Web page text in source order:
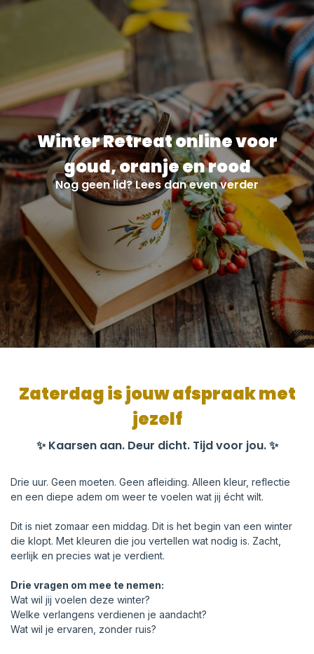
Winter Retreat online voor
goud, oranje en rood
Nog geen lid? Lees dan even verder
Zaterdag is jouw afspraak met
jezelf
✨ Kaarsen aan. Deur dicht. Tijd voor jou. ✨
Drie uur. Geen moeten. Geen afleiding. Alleen kleur, reflectie
en een diepe adem om weer te voelen wat jij écht wilt.
Dit is niet zomaar een middag. Dit is het begin van een winter
die klopt. Met kleuren die jou vertellen wat nodig is. Zacht,
eerlijk en precies wat je verdient.
Drie vragen om mee te nemen:
Wat wil jij voelen deze winter?
Welke verlangens verdienen je aandacht?
Wat wil je ervaren, zonder ruis?